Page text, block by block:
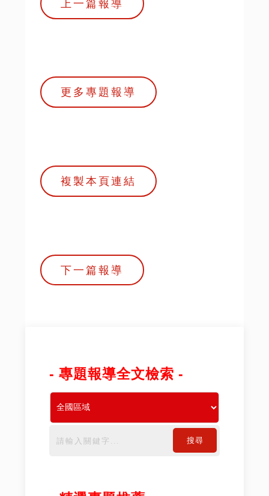
上一篇報導
更多專題報導
複製本頁連結
下一篇報導
- 專題報導全文檢索 -
搜尋